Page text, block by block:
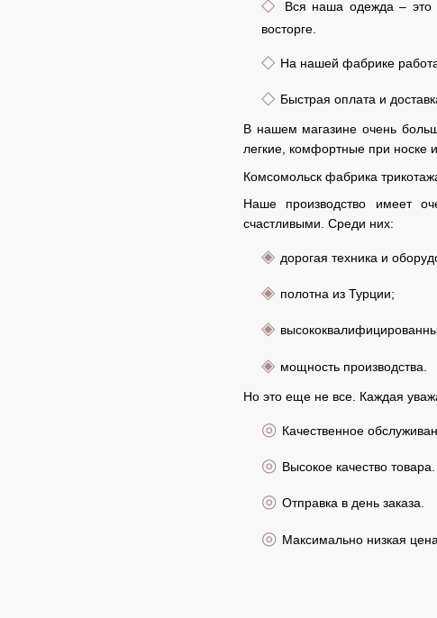
◇
Вся наша одежда – это
восторге.
◇ На нашей фабрике
◇ Быстрая оплата и
В нашем магазине очень
легкие, комфортные при носке
Комсомольск фабрика
Наше производство имеет
счастливыми. Среди них:
◈ дорогая техника и
◈ полотна из Турции;
◈
◈ мощность производства.
Но это еще не все. Каждая
◎ Качественное
◎ Высокое качество товара.
◎ Отправка в день заказа.
◎ Максимально низкая цена.